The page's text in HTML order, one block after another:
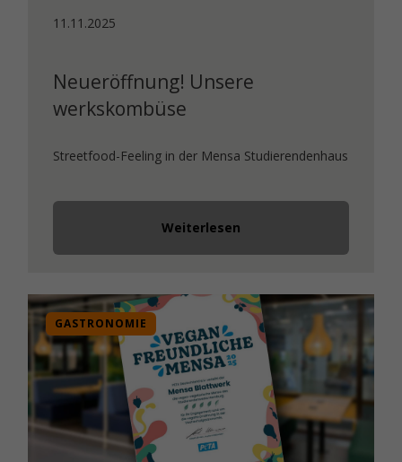
11.11.2025
Neueröffnung! Unsere
werkskombüse
Streetfood-Feeling in der Mensa Studierendenhaus
Weiterlesen
GASTRONOMIE